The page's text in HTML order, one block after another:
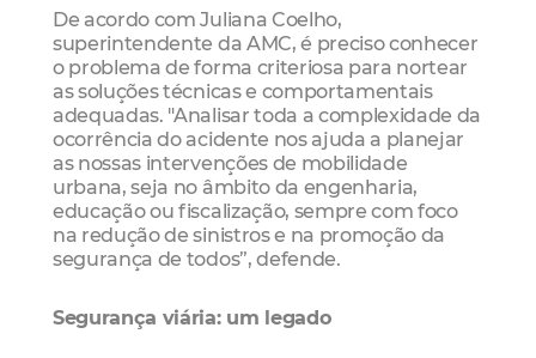
De acordo com Juliana Coelho,
superintendente da AMC, é preciso conhecer
o problema de forma criteriosa para nortear
as soluções técnicas e comportamentais
adequadas. "Analisar toda a complexidade da
ocorrência do acidente nos ajuda a planejar
as nossas intervenções de mobilidade
urbana, seja no âmbito da engenharia,
educação ou fiscalização, sempre com foco
na redução de sinistros e na promoção da
segurança de todos”, defende.
Segurança viária: um legado